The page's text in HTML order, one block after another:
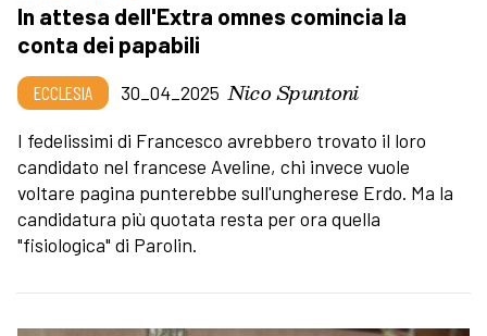
In attesa dell'Extra omnes comincia la
conta dei papabili
ECCLESIA 30_04_2025 Nico Spuntoni
I fedelissimi di Francesco avrebbero trovato il loro
candidato nel francese Aveline, chi invece vuole
voltare pagina punterebbe sull'ungherese Erdo. Ma la
candidatura più quotata resta per ora quella
"fisiologica" di Parolin.